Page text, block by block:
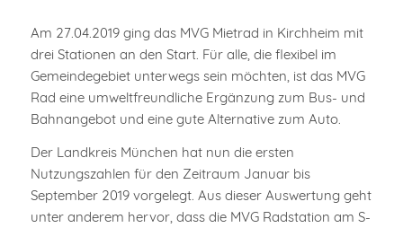
Am 27.04.2019 ging das MVG Mietrad in Kirchheim mit
drei Stationen an den Start. Für alle, die flexibel im
Gemeindegebiet unterwegs sein möchten, ist das MVG
Rad eine umweltfreundliche Ergänzung zum Bus- und
Bahnangebot und eine gute Alternative zum Auto.
Der Landkreis München hat nun die ersten
Nutzungszahlen für den Zeitraum Januar bis
September 2019 vorgelegt. Aus dieser Auswertung geht
unter anderem hervor, dass die MVG Radstation am S-